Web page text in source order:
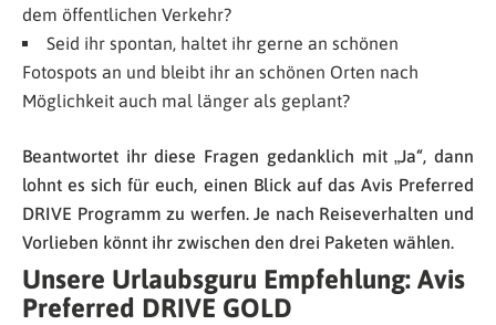
dem öffentlichen Verkehr?
Seid ihr spontan, haltet ihr gerne an schönen
Fotospots an und bleibt ihr an schönen Orten nach
Möglichkeit auch mal länger als geplant?
Beantwortet ihr diese Fragen gedanklich mit „Ja“, dann
lohnt es sich für euch, einen Blick auf das Avis Preferred
DRIVE Programm zu werfen. Je nach Reiseverhalten und
Vorlieben könnt ihr zwischen den drei Paketen wählen.
Unsere Urlaubsguru Empfehlung: Avis
Preferred DRIVE GOLD